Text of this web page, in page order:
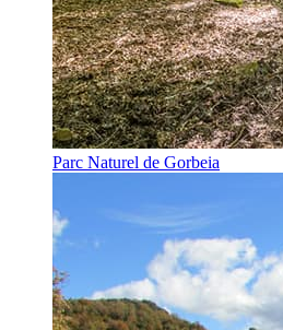
Parc Naturel de Gorbeia